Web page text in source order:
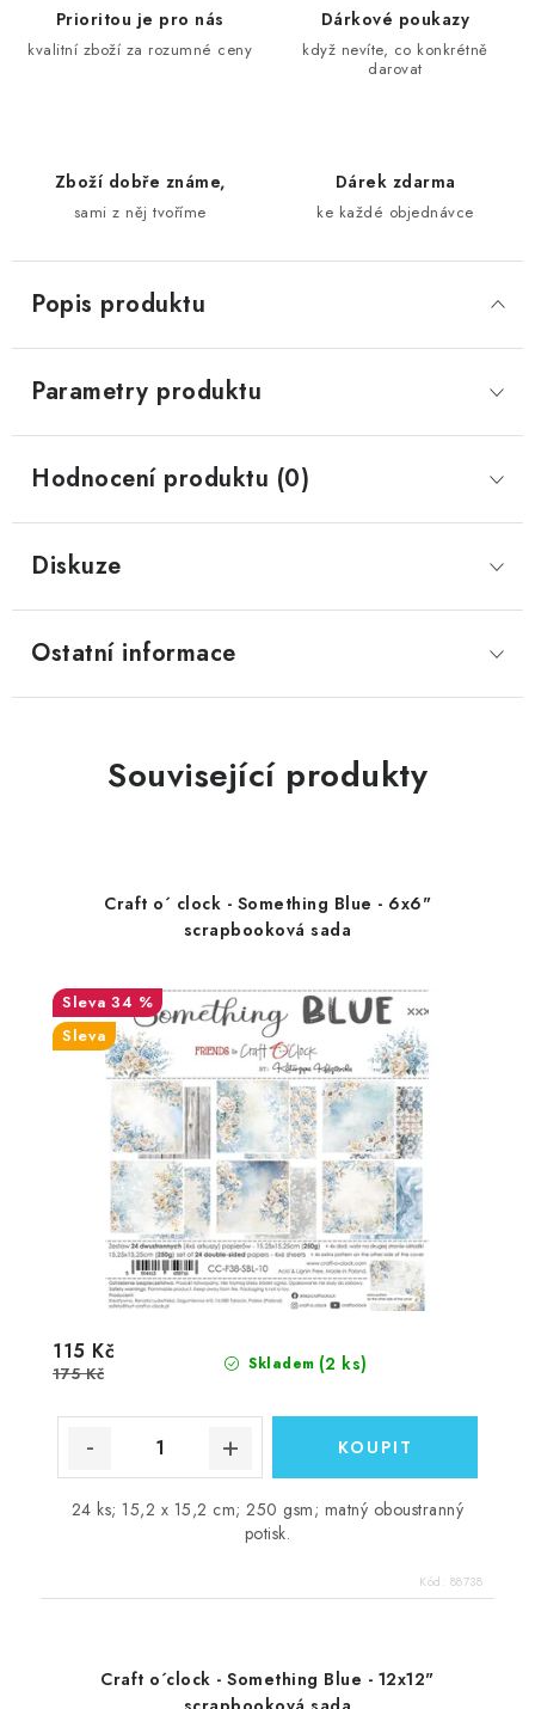
Prioritou je pro nás
kvalitní zboží za rozumné ceny
Dárkové poukazy
když nevíte, co konkrétně
darovat
Zboží dobře známe,
sami z něj tvoříme
Dárek zdarma
ke každé objednávce
Popis produktu
Parametry produktu
Hodnocení produktu (0)
Diskuze
Ostatní informace
Související produkty
Craft o´ clock - Something Blue - 6x6"
scrapbooková sada
34 %
Sleva
Skladem (2 ks)
115 Kč
175 Kč
24 ks; 15,2 x 15,2 cm; 250 gsm; matný oboustranný
potisk.
Kód: 88738
Craft o´clock - Something Blue - 12x12"